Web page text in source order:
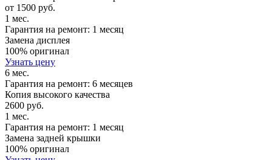
от 1500 руб.
1 мес.
Гарантия на ремонт: 1 месяц
Замена дисплея
100% оригинал
Узнать цену
6 мес.
Гарантия на ремонт: 6 месяцев
Копия высокого качества
2600 руб.
1 мес.
Гарантия на ремонт: 1 месяц
Замена задней крышки
100% оригинал